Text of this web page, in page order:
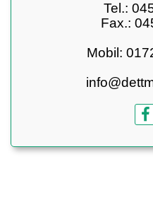
Tel.:
Fax.:
Mobil: